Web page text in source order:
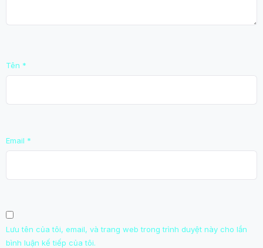
Tên *
Email *
Lưu tên của tôi, email, và trang web trong trình duyệt này cho lần
bình luận kế tiếp của tôi.